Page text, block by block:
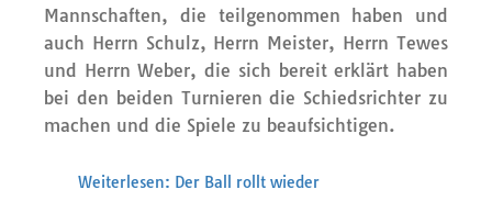
Mannschaften, die teilgenommen haben und
auch Herrn Schulz, Herrn Meister, Herrn Tewes
und Herrn Weber, die sich bereit erklärt haben
bei den beiden Turnieren die Schiedsrichter zu
machen und die Spiele zu beaufsichtigen.
Weiterlesen: Der Ball rollt wieder